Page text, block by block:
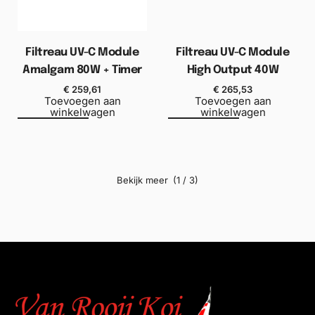
Filtreau UV-C Module
Amalgam 80W + Timer
€ 259,61
Toevoegen aan
winkelwagen
Filtreau UV-C Module
High Output 40W
€ 265,53
Toevoegen aan
winkelwagen
(1 / 3)